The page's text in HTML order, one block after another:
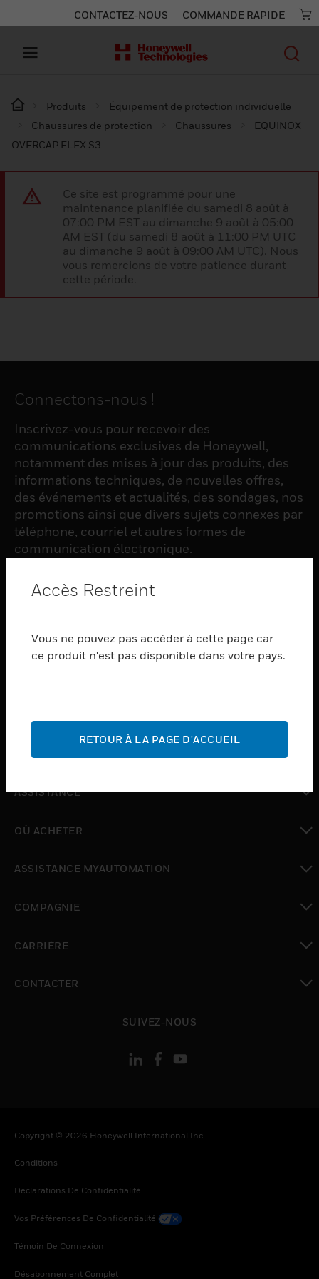
CONTACTEZ-NOUS COMMANDE RAPIDE
Produits
Équipement de protection individuelle
Chaussures de protection
Chaussures
EQUINOX
OVERCAP FLEX S3
Ce site est programmé pour une
maintenance planifiée du samedi 8 août à
07:00 PM EST au dimanche 9 août à 05:00
AM EST (du samedi 8 août à 11:00 PM UTC
au dimanche 9 août à 09:00 AM UTC). Nous
vous remercions de votre patience durant
cette période.
Connectons-nous !
Inscrivez-vous pour recevoir des
communications exclusives de Honeywell,
notamment des mises à jour des produits, des
informations techniques, de nouvelles offres,
des événements et actualités, des sondages, nos
promotions ainsi que divers sujets connexes par
téléphone, courriel et autres formes de
communication électronique.
S'INSCRIRE
PRODUCTS
toggle view
INDUSTRIES
ASSISTANCE
OÙ ACHETER
ASSISTANCE MYAUTOMATION
COMPAGNIE
CARRIÈRE
CONTACTER
SUIVEZ-NOUS
Copyright © 2026 Honeywell International Inc
Conditions
Déclarations De Confidentialité
Vos Préférences De Confidentialité
Témoin De Connexion
Désabonnement Complet
Accès Restreint
Vous ne pouvez pas accéder à cette page car
ce produit n'est pas disponible dans votre pays.
RETOUR À LA PAGE D'ACCUEIL